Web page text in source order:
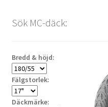
Sök MC-däck:
Bredd & höjd:
Fälgstorlek:
Däckmärke: